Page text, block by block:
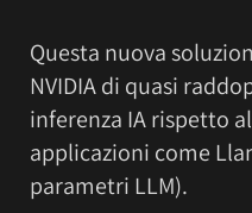
Questa nuova
NVIDIA di quasi
inferenza IA rispetto
applicazioni come
parametri LLM).